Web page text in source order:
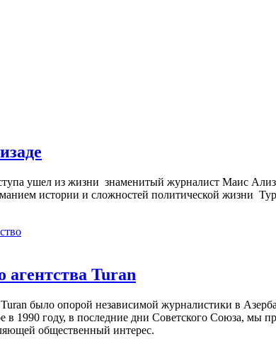
ушел из жизни знаменитый журналист Маис
истории и сложностей политической жизни
Turan
было опорой независимой журналистики в
в 1990 году, в последние дни Советского Союза, мы
общественный интерес.